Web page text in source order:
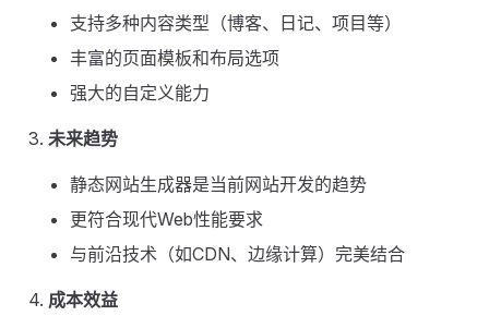
支持多种内容类型（博客、日记、项目等）
丰富的页面模板和布局选项
强大的自定义能力
未来趋势
静态网站生成器是当前网站开发的趋势
更符合现代Web性能要求
与前沿技术（如CDN、边缘计算）完美结合
成本效益